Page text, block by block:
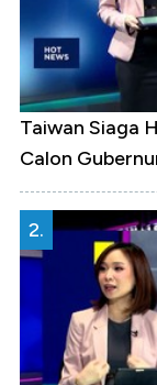
Taiwan Siaga
Calon
2.